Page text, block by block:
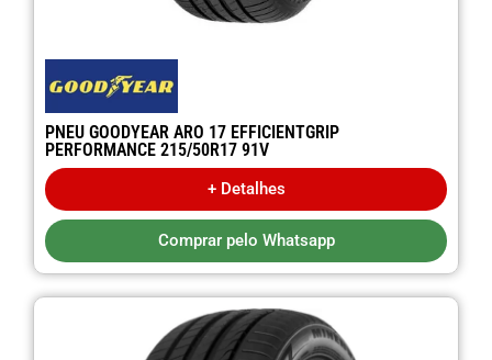
PNEU GOODYEAR ARO 17 EFFICIENTGRIP
PERFORMANCE 215/50R17 91V
+ Detalhes
Comprar pelo Whatsapp